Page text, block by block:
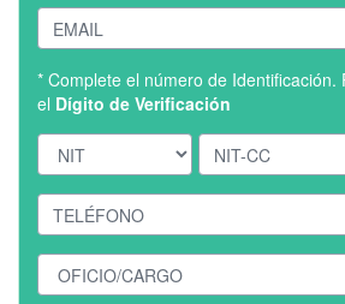
* Complete el número de Identificación.
el Dígito de Verificación